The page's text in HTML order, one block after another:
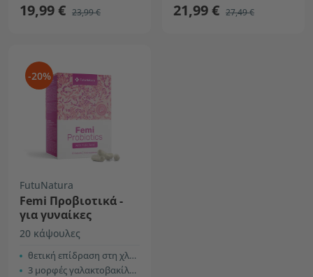
19,99 € 23,99 € 21,99 € 27,49 €
-20%
FutuNatura
Femi Προβιοτικά -
για γυναίκες
20 κάψουλες
θετική επίδραση στη χλωρίδα
3 μορφές γαλακτοβακίλλων